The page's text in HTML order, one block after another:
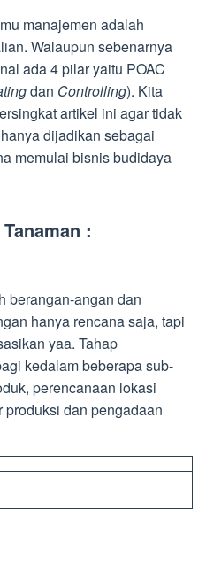
manajemen adalah
Walaupun sebenarnya
ada 4 pilar yaitu POAC
dan Controlling). Kita
artikel ini agar tidak
dijadikan sebagai
memulai bisnis budidaya
:
berangan-angan dan
hanya rencana saja, tapi
yaa. Tahap
kedalam beberapa sub-
perencanaan lokasi
dan pengadaan